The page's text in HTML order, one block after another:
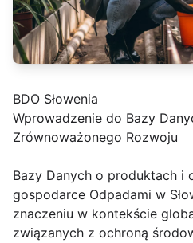
BDO Słowenia
Wprowadzenie do Bazy
Zrównoważonego Rozwoju
Bazy Danych o produktach i
gospodarce Odpadami w
znaczeniu w kontekście
związanych z ochroną